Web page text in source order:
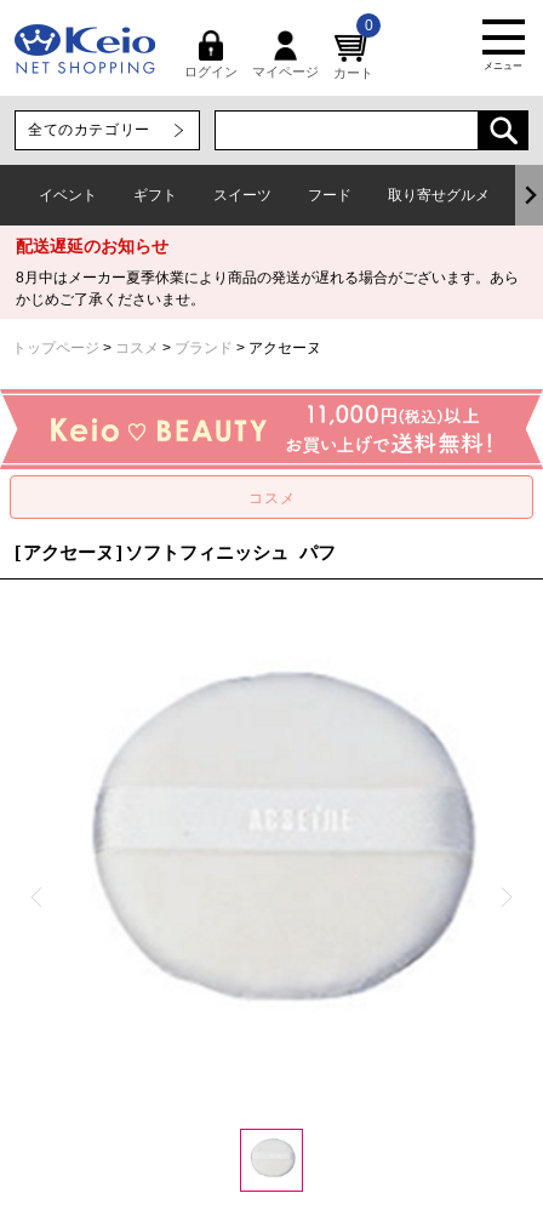
ログイン マイページ カート
0
メニュー
イベント ギフト スイーツ フード 取り寄せグルメ
配送遅延のお知らせ
8月中はメーカー夏季休業により商品の発送が遅れる場合がございます。あら
かじめご了承くださいませ。
トップページ コスメ ブランド アクセーヌ
[アクセーヌ]ソフトフィニッシュ パフ